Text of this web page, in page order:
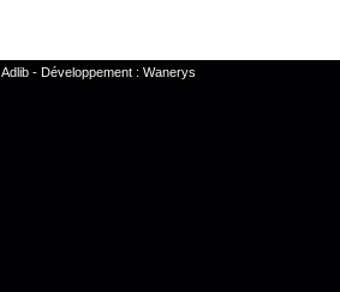
Adlib- Développement : Wanerys